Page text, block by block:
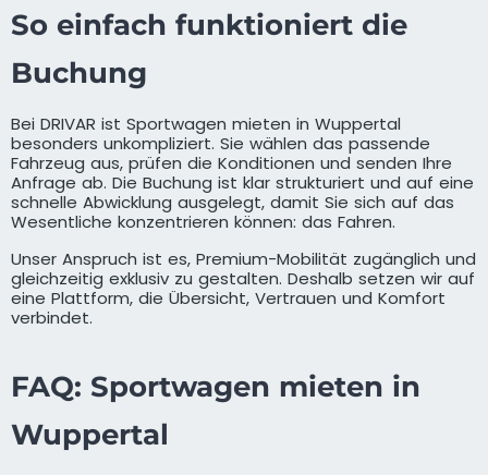
So einfach funktioniert die
Buchung
Bei DRIVAR ist Sportwagen mieten in Wuppertal
besonders unkompliziert. Sie wählen das passende
Fahrzeug aus, prüfen die Konditionen und senden Ihre
Anfrage ab. Die Buchung ist klar strukturiert und auf eine
schnelle Abwicklung ausgelegt, damit Sie sich auf das
Wesentliche konzentrieren können: das Fahren.
Unser Anspruch ist es, Premium-Mobilität zugänglich und
gleichzeitig exklusiv zu gestalten. Deshalb setzen wir auf
eine Plattform, die Übersicht, Vertrauen und Komfort
verbindet.
FAQ: Sportwagen mieten in
Wuppertal